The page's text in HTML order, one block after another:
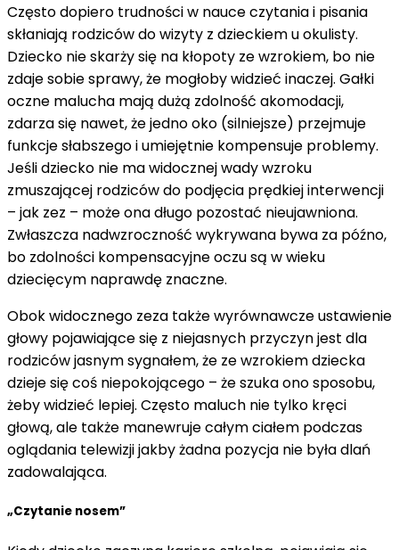
Często dopiero trudności w nauce czytania i pisania
skłaniają rodziców do wizyty z dzieckiem u okulisty.
Dziecko nie skarży się na kłopoty ze wzrokiem, bo nie
zdaje sobie sprawy, że mogłoby widzieć inaczej. Gałki
oczne malucha mają dużą zdolność akomodacji,
zdarza się nawet, że jedno oko (silniejsze) przejmuje
funkcje słabszego i umiejętnie kompensuje problemy.
Jeśli dziecko nie ma widocznej wady wzroku
zmuszającej rodziców do podjęcia prędkiej interwencji
– jak zez – może ona długo pozostać nieujawniona.
Zwłaszcza nadwzroczność wykrywana bywa za późno,
bo zdolności kompensacyjne oczu są w wieku
dziecięcym naprawdę znaczne.
Obok widocznego zeza także wyrównawcze ustawienie
głowy pojawiające się z niejasnych przyczyn jest dla
rodziców jasnym sygnałem, że ze wzrokiem dziecka
dzieje się coś niepokojącego – że szuka ono sposobu,
żeby widzieć lepiej. Często maluch nie tylko kręci
głową, ale także manewruje całym ciałem podczas
oglądania telewizji jakby żadna pozycja nie była dlań
zadowalająca.
„Czytanie nosem”